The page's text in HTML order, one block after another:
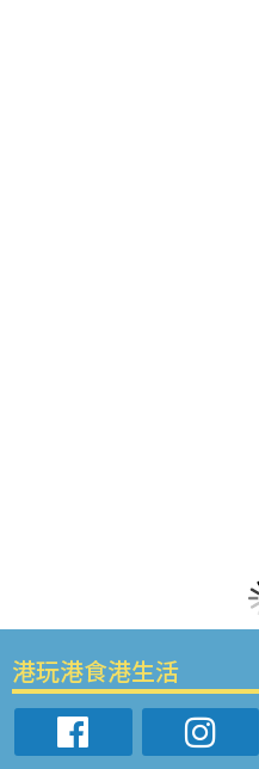
港玩港食港生活